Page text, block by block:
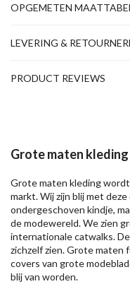
OPGEMETEN
LEVERING &
PRODUCT REVIEWS
Grote maten kleding
Grote maten kleding
markt. Wij zijn blij met
ondergeschoven kindje,
de modewereld. We zien
internationale catwalks.
zichzelf zien. Grote maten
covers van grote
blij van worden.